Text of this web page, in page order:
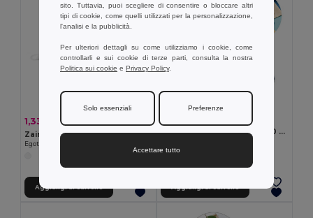
1,33 € 1,50 €
Zaino a sacca con disegno da colorare (80 g/m²)
Egotier 92619
Aggiungi al carrello
Classico gioco del tris con 10 pezzi in legno compensato
sito. Tuttavia, puoi scegliere di consentire o bloccare altri
tipi di cookie, come quelli utilizzati per la personalizzazione,
l'analisi e la pubblicità.
Per ulteriori dettagli su come utilizziamo i cookie, come
controllarli e sui cookie di terze parti, consulta la nostra
Politica sui cookie e Privacy Policy.
Solo essenziali Preferenze
Accettare tutto